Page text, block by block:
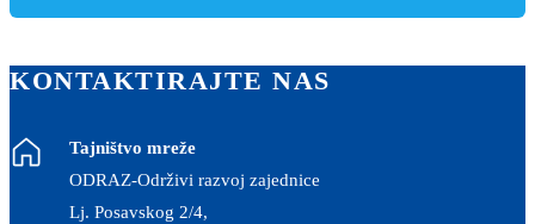
KONTAKTIRAJTE NAS
Tajništvo mreže
ODRAZ-Održivi razvoj zajednice
Lj. Posavskog 2/4,